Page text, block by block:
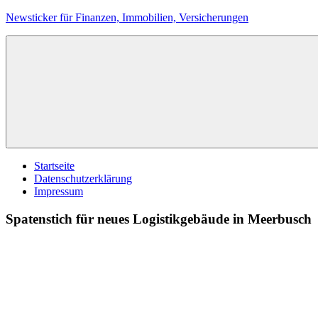
Zum
Newsticker für Finanzen, Immobilien, Versicherungen
Startseite
Datenschutzerklärung
Impressum
Spatenstich für neues Logistikgebäude in Meerbusch